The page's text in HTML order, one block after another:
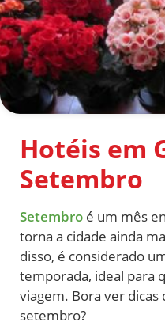
Hotéis em
Setembro
Setembro é um mês
torna a cidade ainda
disso, é considerado
temporada, ideal para
viagem. Bora ver
setembro?